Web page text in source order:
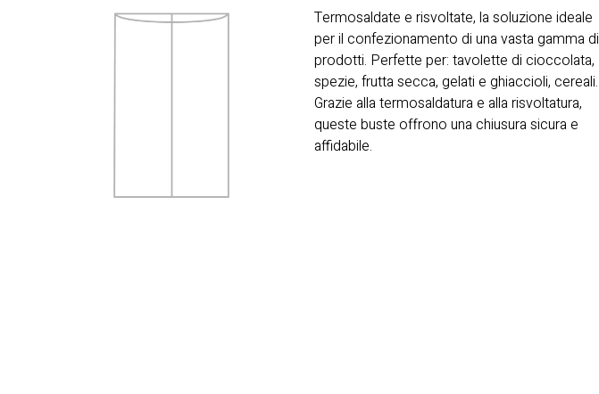
Termosaldate e risvoltate, la soluzione ideale
per il confezionamento di una vasta gamma di
prodotti. Perfette per: tavolette di cioccolata,
spezie, frutta secca, gelati e ghiaccioli, cereali.
Grazie alla termosaldatura e alla risvoltatura,
queste buste offrono una chiusura sicura e
affidabile.